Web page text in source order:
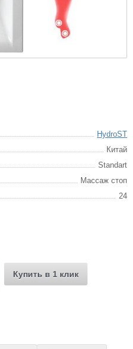
HydroST
Китай
Standart
Массаж стоп
24
Купить в 1 клик